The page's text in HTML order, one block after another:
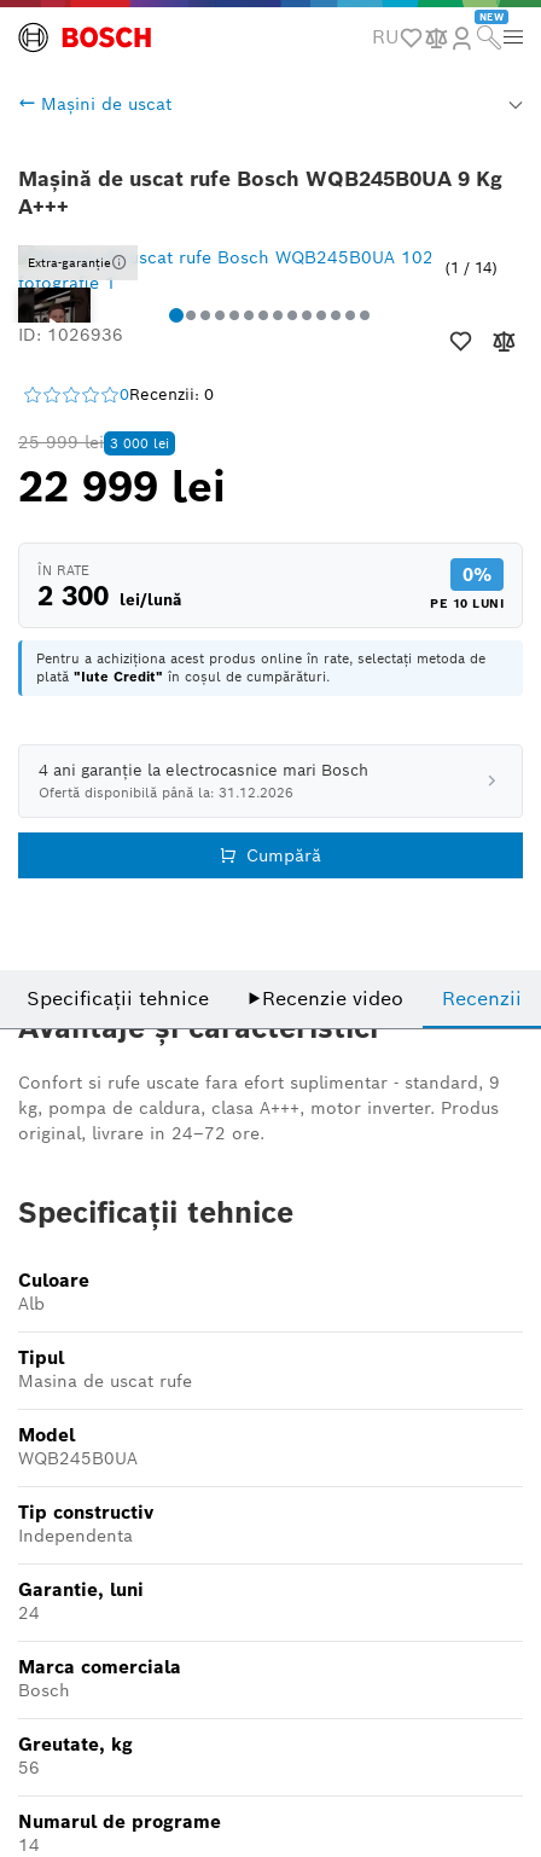
RU
NEW
Mașini de uscat
Mașină de uscat rufe Bosch WQB245B0UA 9 Kg
A+++
Extra-garanție 1 / 14
ID: 1026936
0Recenzii: 0
25 999 lei 3 000 lei
22 999 lei
ÎN RATE
2 300 lei/lună
0%
PE 10 LUNI
Pentru a achiziționa acest produs online în rate, selectați metoda de
plată "Iute Credit" în coșul de cumpărături.
4 ani garanție la electrocasnice mari Bosch
Ofertă disponibilă până la: 31.12.2026
Cumpără
Specificații tehnice ▶Recenzie video Recenzii
Avantaje și caracteristici
Confort si rufe uscate fara efort suplimentar - standard, 9
kg, pompa de caldura, clasa A+++, motor inverter. Produs
original, livrare in 24–72 ore.
Specificații tehnice
Culoare
Alb
Tipul
Masina de uscat rufe
Model
WQB245B0UA
Tip constructiv
Independenta
Garantie, luni
24
Marca comerciala
Bosch
Greutate, kg
56
Numarul de programe
14